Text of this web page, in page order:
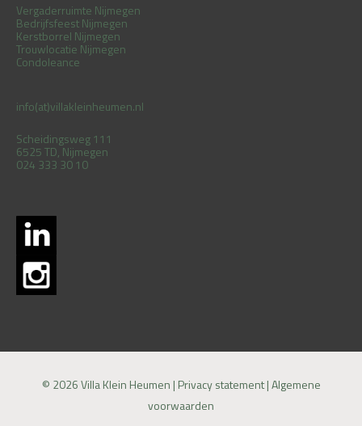
Vergaderruimte Nijmegen
Bedrijfsfeest Nijmegen
Kerstborrel Nijmegen
Trouwlocatie Nijmegen
Condoleance
info(at)villakleinheumen.nl
Scheidingsweg 111
6525 TD, Nijmegen
024 333 30 10
© 2026 Villa Klein Heumen | Privacy statement|Algemene
voorwaarden